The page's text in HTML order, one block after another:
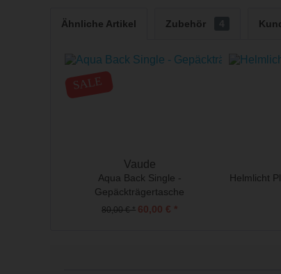
Ähnliche Artikel Zubehör 4
SALE
Vaude
Aqua Back Single -
Gepäckträgertasche
80,00 € * 60,00 € *
Helmlicht